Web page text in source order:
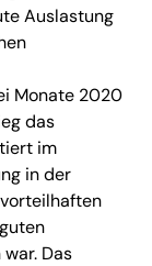
Auslastung
Monate 2020
das
im
in der
Das